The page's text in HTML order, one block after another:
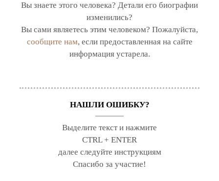
Вы знаете этого человека? Детали его биографии
изменились?
Вы сами являетесь этим человеком? Пожалуйста,
сообщите нам, если предоставленная на сайте
информация устарела.
НАШЛИ ОШИБКУ?
Выделите текст и нажмите
CTRL + ENTER
далее следуйте инструкциям
Спасибо за участие!